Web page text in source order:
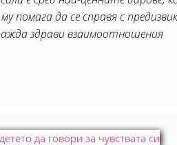
помага да се справя с
здрави взаимоотношения